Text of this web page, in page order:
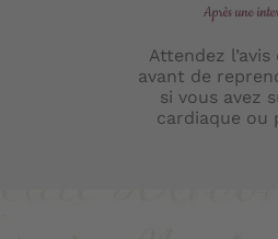
Après une
Attendez
avant de
si vous avez
cardiaque ou